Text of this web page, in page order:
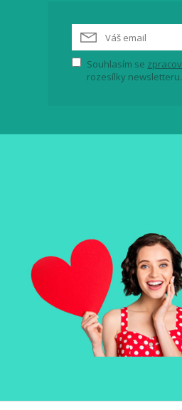
Souhlasím se
rozesílky newsletteru.